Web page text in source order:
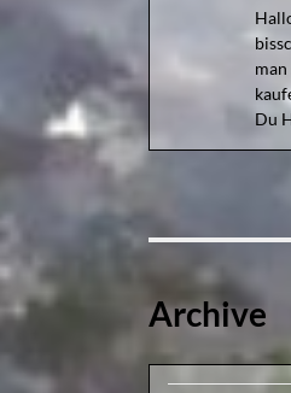
man
Du
Archive